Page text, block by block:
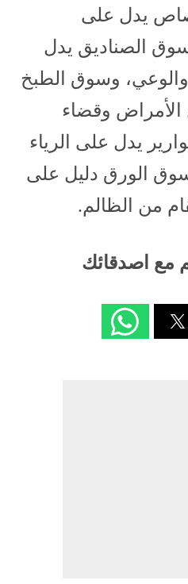
يدل على
الصناديق يدل
وسوق الطبخ
وقضاء
يدل على الرياء
الورق دليل على
من الظالم.
مع اصدقائك